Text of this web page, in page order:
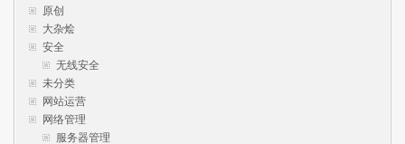
原创
大杂烩
安全
无线安全
未分类
网站运营
网络管理
服务器管理